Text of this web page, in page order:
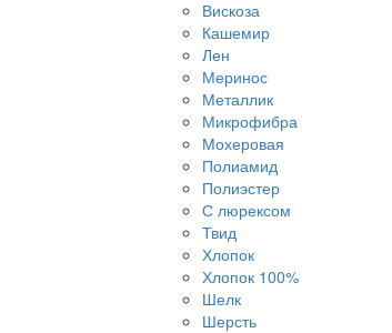
Вискоза
Кашемир
Лен
Меринос
Металлик
Микрофибра
Мохеровая
Полиамид
Полиэстер
С люрексом
Твид
Хлопок
Хлопок 100%
Шелк
Шерсть